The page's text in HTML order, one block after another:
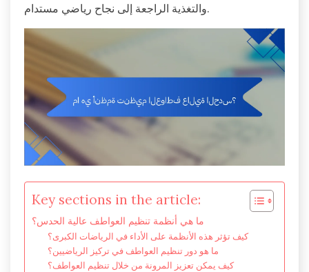
والتغذية الراجعة إلى نجاح رياضي مستدام.
Key sections in the article:
ما هي أنظمة تنظيم العواطف عالية الحدس؟
كيف تؤثر هذه الأنظمة على الأداء في الرياضات الكبرى؟
ما هو دور تنظيم العواطف في تركيز الرياضيين؟
كيف يمكن تعزيز المرونة من خلال تنظيم العواطف؟